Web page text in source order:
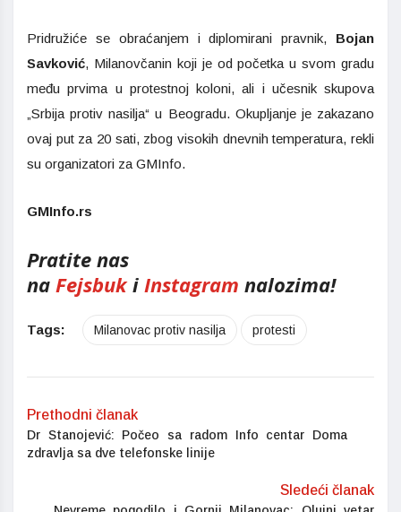
Pridružiće se obraćanjem i diplomirani pravnik, Bojan
Savković, Milanovčanin koji je od početka u svom gradu
među prvima u protestnoj koloni, ali i učesnik skupova
„Srbija protiv nasilja“ u Beogradu. Okupljanje je zakazano
ovaj put za 20 sati, zbog visokih dnevnih temperatura, rekli
su organizatori za GMInfo.
GMInfo.rs
Pratite nas
na Fejsbuki Instagram nalozima!
Tags: Milanovac protiv nasilja protesti
Prethodni članak
Dr Stanojević: Počeo sa radom Info centar Doma
zdravlja sa dve telefonske linije
Sledeći članak